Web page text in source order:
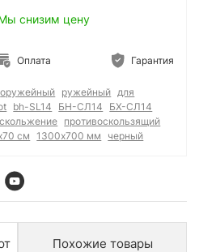
снизим цену
Оплата Гарантия
оружейный ружейный для
bh-SL14 БН-СЛ14
БХ-СЛ14
противоскользящий
см 1300х700 мм черный
Похожие товары